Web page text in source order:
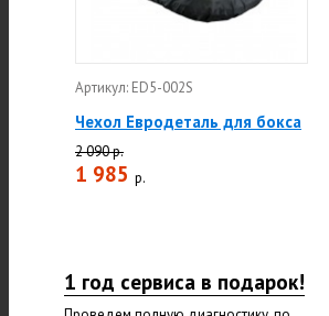
Артикул: ED5-002S
Чехол Евродеталь для бокса
2 090 р.
1 985 р.
1 год сервиса в подарок!